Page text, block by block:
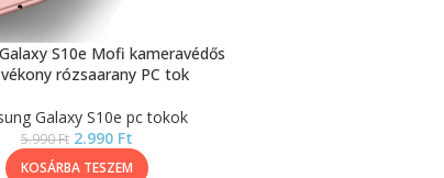
S10e Mofi kameravédős
rózsaarany PC tok
Galaxy S10e pc tokok
5.990Ft 2.990 Ft
KOSÁRBA TESZEM